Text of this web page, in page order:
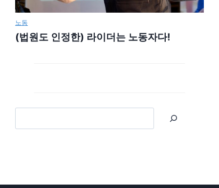
노동
(법원도 인정한) 라이더는 노동자다!